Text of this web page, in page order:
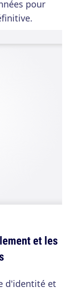
pour
et les
d'identité et